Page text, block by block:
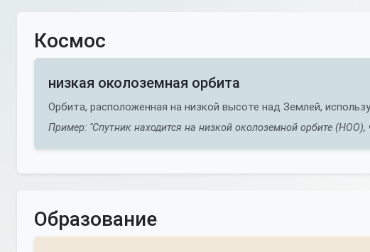
Космос
низкая околоземная орбита
Орбита, расположенная на низкой высоте над Землей,
Пример: "Спутник находится на низкой околоземной орбите
Образование